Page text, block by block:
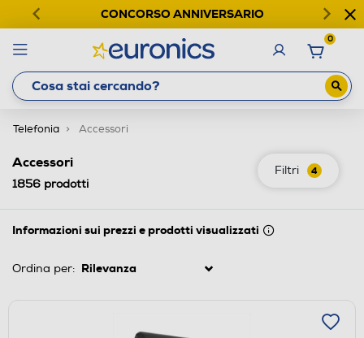
CONCORSO ANNIVERSARIO
0
Telefonia Accessori
Filtri 4
Accessori
1856 prodotti
Informazioni sui prezzi e prodotti visualizzati
Ordina per: